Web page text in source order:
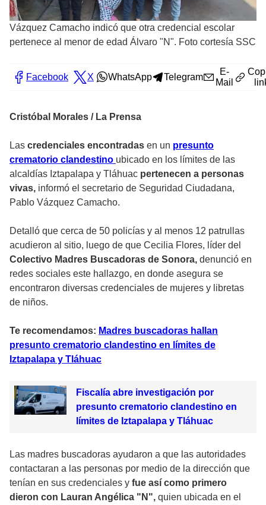
Vázquez Camacho indicó que otra credencial escolar
pertenece al menor de edad Álvaro "N". Foto cortesía SSC
Facebook X WhatsApp Telegram
E-
Mail
Cristóbal Morales / La Prensa
Las credenciales encontradas en un presunto
crematorio clandestino ubicado en los límites de las
alcaldías Iztapalapa y Tláhuac pertenecen a personas
vivas, informó el secretario de Seguridad Ciudadana,
Pablo Vázquez Camacho.
Detalló que cerca de 50 policías y al menos 12 patrullas
acudieron al sitio, luego de que Cecilia Flores, líder del
Colectivo Madres Buscadoras de Sonora, denunció en
redes sociales este hallazgo, en donde asegura se
encontraron diversas credenciales de mujeres y libretas
de niños.
Te recomendamos: Madres buscadoras hallan
presunto crematorio clandestino en límites de
Iztapalapa y Tláhuac
Fiscalía abre investigación por
presunto crematorio clandestino en
límites de Iztapalapa y Tláhuac
Las madres buscadoras ayudaron a que las autoridades
contactaran a las personas por medio de la dirección que
tenían en sus credenciales y fue así como primero
dieron con Lauran Angélica "N", quien ubicada en el